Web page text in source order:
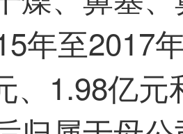
年至2017
、1.98亿